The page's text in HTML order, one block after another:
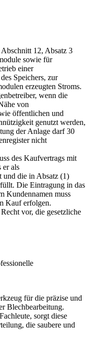
12, Absatz 3
sowie für
einer
Speichers, zur
erzeugten Stroms.
wenn die
von
öffentlichen und
genutzt werden,
der Anlage darf 30
nicht
des Kaufvertrags mit
er als
und die in Absatz (1)
Die Eintragung in das
Kundennamen muss
Kauf erfolgen.
vor, die gesetzliche
für die präzise und
Blechbearbeitung.
sorgt diese
die saubere und